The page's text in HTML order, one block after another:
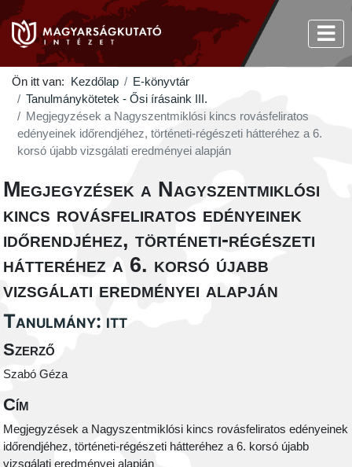
Ön itt van: Kezdőlap
E-könyvtár
Tanulmánykötetek - Ősi írásaink III.
Megjegyzések a Nagyszentmiklósi kincs rovásfeliratos
edényeinek időrendjéhez, történeti-régészeti hátteréhez a 6.
korsó újabb vizsgálati eredményei alapján
Megjegyzések a Nagyszentmiklósi
kincs rovásfeliratos edényeinek
időrendjéhez, történeti-régészeti
hátteréhez a 6. korsó újabb
vizsgálati eredményei alapján
Tanulmány: itt
Szerző
Szabó Géza
Cím
Megjegyzések a Nagyszentmiklósi kincs rovásfeliratos edényeinek
időrendjéhez, történeti-régészeti hátteréhez a 6. korsó újabb
vizsgálati eredményei alapján